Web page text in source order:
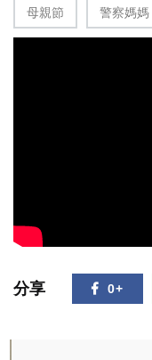
母親節 警察媽媽
分享 0+